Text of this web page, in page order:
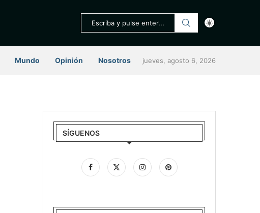
Mundo Opinión Nosotros jueves, agosto 6, 2026
SÍGUENOS